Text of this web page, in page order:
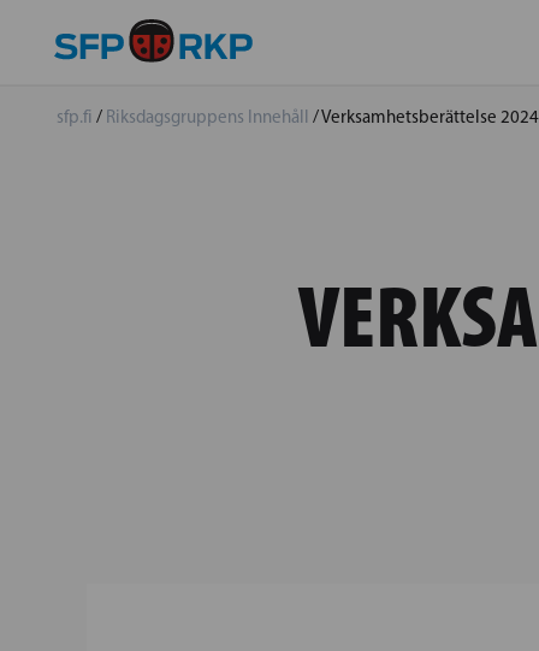
sfp.fi / Riksdagsgruppens Innehåll /Verksamhetsberättelse